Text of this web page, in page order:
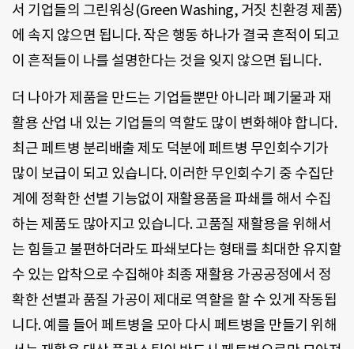
서 기업들의 그린워싱(Green Washing, 거짓 친환경 제품)
에 속지 않으면 됩니다. 작은 행동 하나가 결국 흔적이 되고
이 흔적들이 나를 설명한다는 것을 잊지 않으면 됩니다.
더 나아가 제품을 만드는 기업들뿐만 아니라 폐기물과 재
활용 산업 내 있는 기업들의 역할도 많이 변화해야 합니다.
최근 페트병 분리배출 제도 덕분에 페트병 무인회수기가
많이 보급이 되고 있습니다. 이러한 무인회수기 중 수집단
계에 정확한 선별 기능없이 재활용품을 파쇄를 해서 수집
하는 제품도 많아지고 있습니다. 고품질 재활용을 위해서
는 힘들고 불편하더라도 파쇄보다는 형태를 최대한 유지할
수 있는 압착으로 수집해야 최종 재활용 가공공정에서 정
확한 선별과 품질 가공이 제대로 역할을 할 수 있게 작동됩
니다. 예를 들어 페트병을 모아 다시 페트병을 만들기 위해